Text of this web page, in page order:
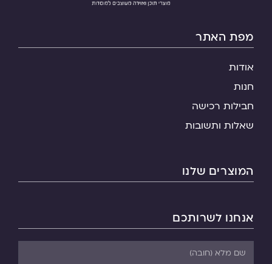
מפת האתר
אודות
חנות
חבילות רכישה
שאלות ותשובות
המוצרים שלנו
אנחנו לשרותכם